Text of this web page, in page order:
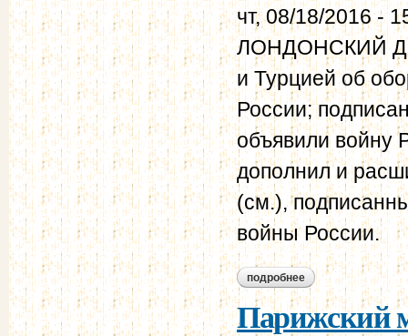
чт, 08/18/2016 -
ЛОНДОНСКИЙ
и Турцией об
России;
объявили войну
дополнил и
(см.),
войны России.
подробнее о лондонский
Парижский